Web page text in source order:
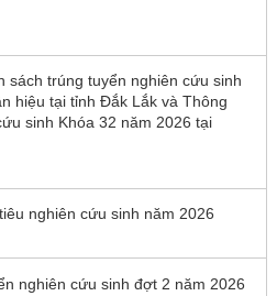
sách trúng tuyển nghiên cứu sinh
hiệu tại tỉnh Đắk Lắk và Thông
sinh Khóa 32 năm 2026 tại
nghiên cứu sinh năm 2026
nghiên cứu sinh đợt 2 năm 2026